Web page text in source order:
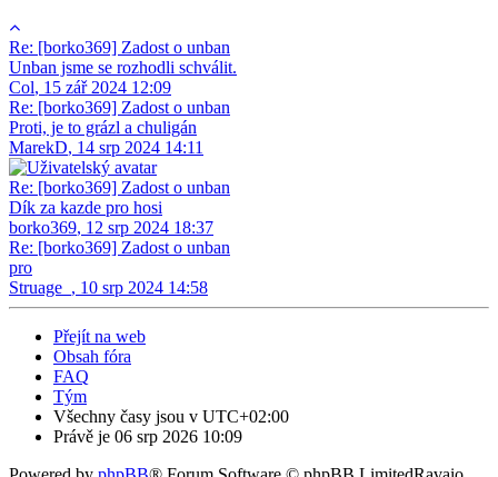
Re: [borko369] Zadost o unban
Unban jsme se rozhodli schválit.
Col, 15 zář 2024 12:09
Re: [borko369] Zadost o unban
Proti, je to grázl a chuligán
MarekD, 14 srp 2024 14:11
Re: [borko369] Zadost o unban
Dík za kazde pro hosi
borko369, 12 srp 2024 18:37
Re: [borko369] Zadost o unban
pro
Struage_ , 10 srp 2024 14:58
Přejít na web
Obsah fóra
FAQ
Tým
Všechny časy jsou v UTC+02:00
Právě je 06 srp 2026 10:09